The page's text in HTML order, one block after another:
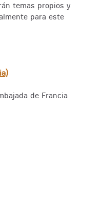
temas propios y
para este
de Francia